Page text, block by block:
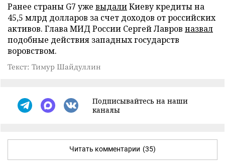
Ранее страны G7 уже выдалиКиеву кредиты на
45,5 млрд долларов за счет доходов от российских
активов. Глава МИД России Сергей Лавров назвал
подобные действия западных государств
воровством.
Текст: Тимур Шайдуллин
Подписывайтесь на наши
каналы
Читать комментарии (35)